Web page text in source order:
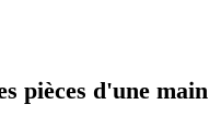
pièces d'une main